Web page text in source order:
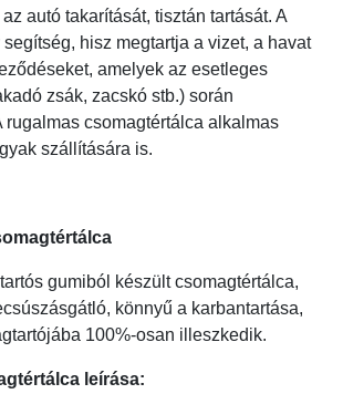
autó takarítását, tisztán tartását. A
hisz megtartja a vizet, a havat
amelyek az esetleges
zsák, zacskó stb.) során
rugalmas csomagtértálca alkalmas
szállítására is.
gumiból készült csomagtértálca,
könnyű a karbantartása,
100%-osan illeszkedik.
leírása: